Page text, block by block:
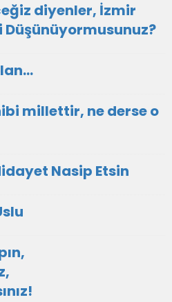
diyenler, İzmir
Düşünüyormusunuz?
millettir, ne derse o
Nasip Etsin